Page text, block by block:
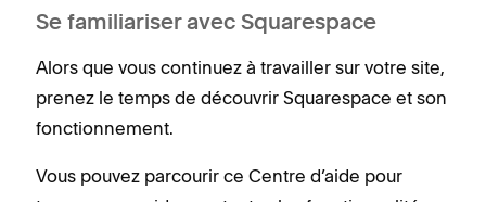
Se familiariser avec Squarespace
Alors que vous continuez à travailler sur votre site,
prenez le temps de découvrir Squarespace et son
fonctionnement.
Vous pouvez parcourir ce Centre d’aide pour